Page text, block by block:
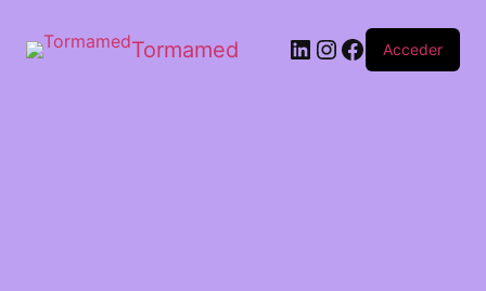
Tormamed Acceder